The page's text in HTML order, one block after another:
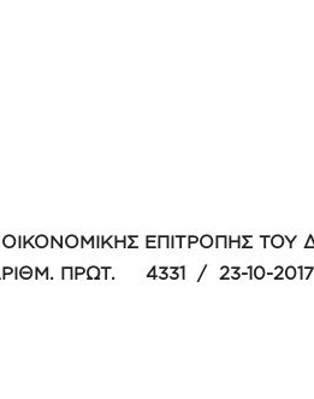
ΕΠΙΤΡΟΠΗΣ ΤΟΥ
ΠΡΩΤ. 4331 / 23-10-2017